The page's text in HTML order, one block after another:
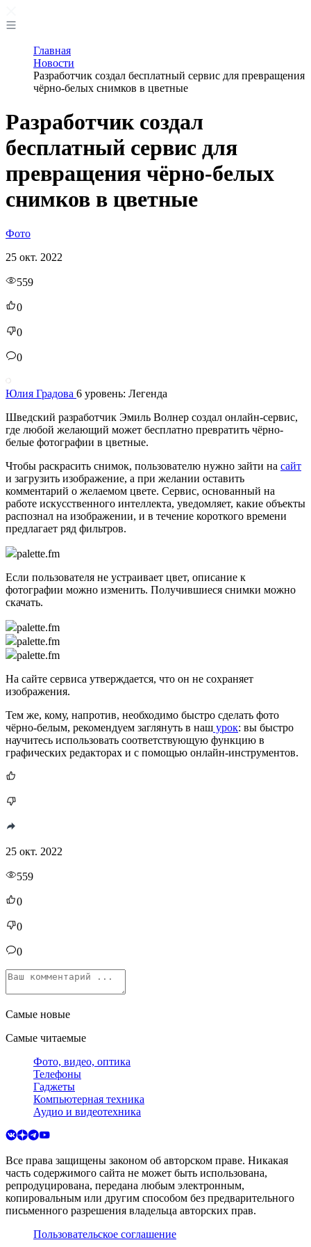
Главная
Новости
Разработчик создал бесплатный сервис для превращения
чёрно-белых снимков в цветные
Разработчик создал
бесплатный сервис для
превращения чёрно-белых
снимков в цветные
Фото
25 окт. 2022
559
0
0
0
Юлия Градова 6 уровень: Легенда
Шведский разработчик Эмиль Волнер создал онлайн-сервис,
где любой желающий может бесплатно превратить чёрно-
белые фотографии в цветные.
Чтобы раскрасить снимок, пользователю нужно зайти на сайт
и загрузить изображение, а при желании оставить
комментарий о желаемом цвете. Сервис, основанный на
работе искусственного интеллекта, уведомляет, какие объекты
распознал на изображении, и в течение короткого времени
предлагает ряд фильтров.
palette.fm
Если пользователя не устраивает цвет, описание к
фотографии можно изменить. Получившиеся снимки можно
скачать.
palette.fm
palette.fm
palette.fm
На сайте сервиса утверждается, что он не сохраняет
изображения.
Тем же, кому, напротив, необходимо быстро сделать фото
чёрно-белым, рекомендуем заглянуть в наш урок: вы быстро
научитесь использовать соответствующую функцию в
графических редакторах и с помощью онлайн-инструментов.
25 окт. 2022
559
0
0
0
Самые новые
Самые читаемые
Фото, видео, оптика
Телефоны
Гаджеты
Компьютерная техника
Аудио и видеотехника
Все права защищены законом об авторском праве. Никакая
часть содержимого сайта не может быть использована,
репродуцирована, передана любым электронным,
копировальным или другим способом без предварительного
письменного разрешения владельца авторских прав.
Пользовательское соглашение